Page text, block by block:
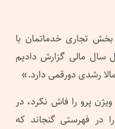
تجاری خدماتمان با
سال مالی گزارش دادیم
رشدی دورقمی دارد.»
پرو را فاش نکرد، در
در فهرستی گنجاند که